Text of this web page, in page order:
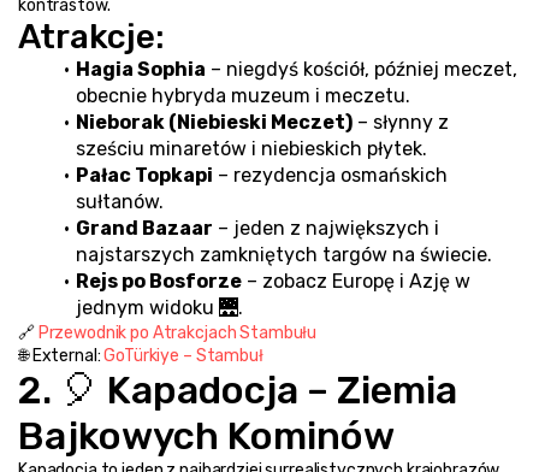
kontrastów.
Atrakcje:
Hagia Sophia – niegdyś kościół, później meczet,
obecnie hybryda muzeum i meczetu.
Nieborak (Niebieski Meczet) – słynny z
sześciu minaretów i niebieskich płytek.
Pałac Topkapi – rezydencja osmańskich
sułtanów.
Grand Bazaar – jeden z największych i
najstarszych zamkniętych targów na świecie.
Rejs po Bosforze – zobacz Europę i Azję w
jednym widoku 🌉.
🔗 Przewodnik po Atrakcjach Stambułu
🌐 External: GoTürkiye – Stambuł
2. 🎈 Kapadocja – Ziemia
Bajkowych Kominów